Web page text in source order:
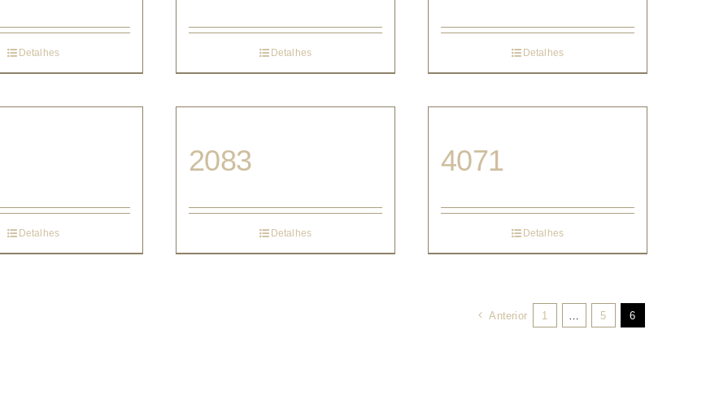
Detalhes Detalhes Detalhes
Detalhes
2083
Detalhes
4071
Detalhes
Anterior 1 5 6